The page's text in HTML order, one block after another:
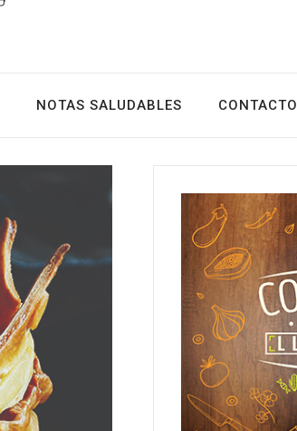
NOTAS SALUDABLES CONTACTO